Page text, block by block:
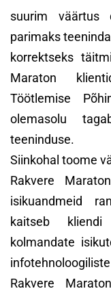
suurim väärtus
parimaks
korrektseks
Maraton
Töötlemise
olemasolu
teeninduse.
Siinkohal toome
Rakvere
isikuandmeid
kaitseb kliendi
kolmandate
Rakvere